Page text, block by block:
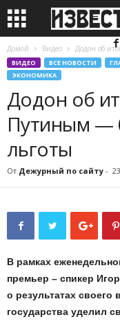
Домой Видео Додон об
ВИДЕО ВСЕ НОВОСТИ
ЭКОНОМИКА
Додон об
Путиным —
льготы
От Дежурный по сайту -
В рамках
премьер – спикер
о результатах
государства уделил